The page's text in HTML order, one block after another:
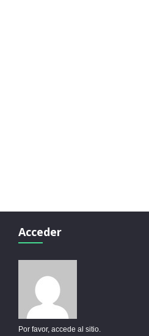
Acceder
Por favor, accede al sitio.